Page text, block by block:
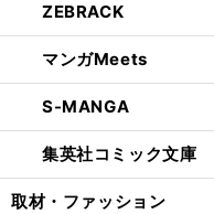
ZEBRACK
マンガMeets
S-MANGA
集英社コミック文庫
取材・ファッション